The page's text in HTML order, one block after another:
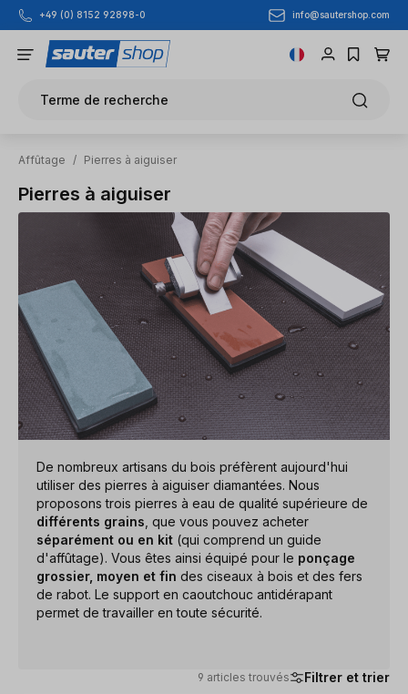
Passer au contenu principal
+49 (0) 8152 92898-0 info@sautershop.com
Terme de recherche
Affûtage / Pierres à aiguiser
Pierres à aiguiser
De nombreux artisans du bois préfèrent aujourd'hui
utiliser des pierres à aiguiser diamantées. Nous
proposons trois pierres à eau de qualité supérieure de
différents grains , que vous pouvez acheter
séparément ou en kit (qui comprend un guide
d'affûtage). Vous êtes ainsi équipé pour le ponçage
grossier, moyen et fin des ciseaux à bois et des fers
de rabot. Le support en caoutchouc antidérapant
permet de travailler en toute sécurité.
9 articles trouvés Filtrer et trier